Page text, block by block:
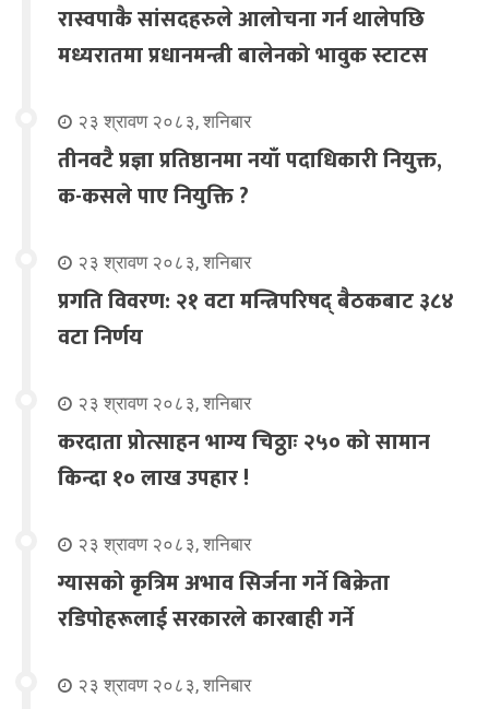
रास्वपाकै सांसदहरुले आलोचना गर्न थालेपछि
मध्यरातमा प्रधानमन्त्री बालेनको भावुक स्टाटस
२३ श्रावण २०८३, शनिबार
तीनवटै प्रज्ञा प्रतिष्ठानमा नयाँ पदाधिकारी नियुक्त,
क-कसले पाए नियुक्ति ?
२३ श्रावण २०८३, शनिबार
प्रगति विवरण: २१ वटा मन्त्रिपरिषद् बैठकबाट ३८४
वटा निर्णय
२३ श्रावण २०८३, शनिबार
करदाता प्रोत्साहन भाग्य चिठ्ठाः २५० को सामान
किन्दा १० लाख उपहार !
२३ श्रावण २०८३, शनिबार
ग्यासको कृत्रिम अभाव सिर्जना गर्ने बिक्रेता
रडिपोहरूलाई सरकारले कारबाही गर्ने
२३ श्रावण २०८३, शनिबार